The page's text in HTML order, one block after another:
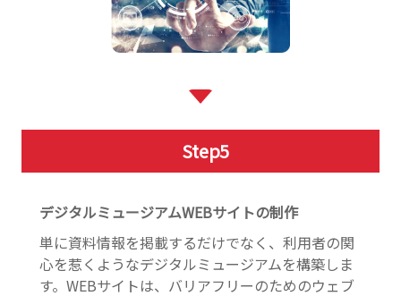
Step5
デジタルミュージアムWEBサイトの制作
単に資料情報を掲載するだけでなく、利用者の関
心を惹くようなデジタルミュージアムを構築しま
す。WEBサイトは、バリアフリーのためのウェブ